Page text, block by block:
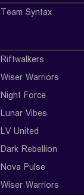
Team Syntax
Riftwalkers
Wiser Warriors
Night Force
Lunar Vibes
LV United
Dark Rebellion
Nova Pulse
Wiser Warriors